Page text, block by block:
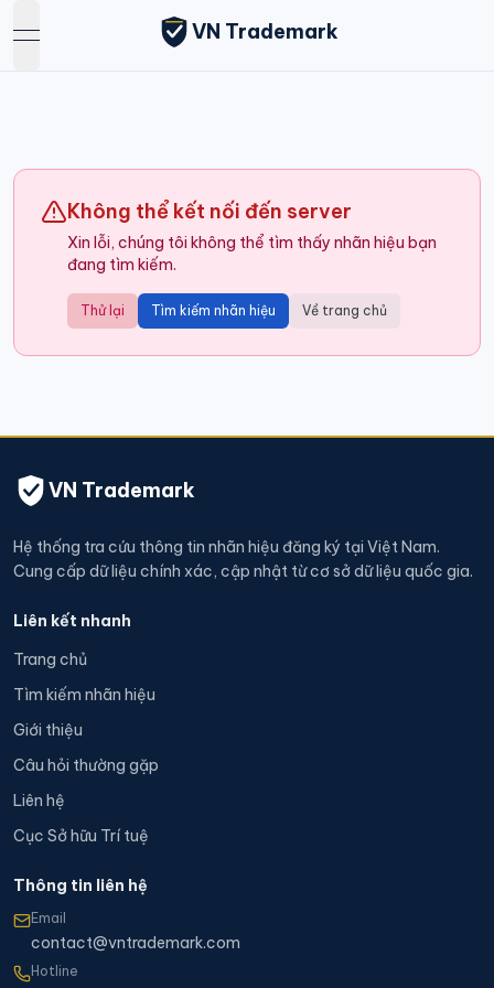
open navigation menu
VN Trademark
Không thể kết nối đến server
Xin lỗi, chúng tôi không thể tìm thấy nhãn hiệu bạn
đang tìm kiếm.
Thử lại Tìm kiếm nhãn hiệu Về trang chủ
VN Trademark
Hệ thống tra cứu thông tin nhãn hiệu đăng ký tại Việt Nam.
Cung cấp dữ liệu chính xác, cập nhật từ cơ sở dữ liệu quốc gia.
Liên kết nhanh
Trang chủ
Tìm kiếm nhãn hiệu
Giới thiệu
Câu hỏi thường gặp
Liên hệ
Cục Sở hữu Trí tuệ
Thông tin liên hệ
Email
contact@vntrademark.com
Hotline